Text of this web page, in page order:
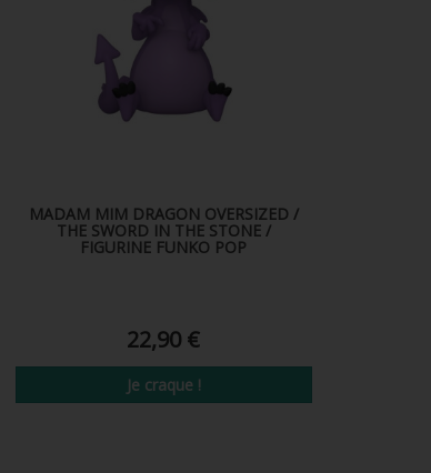
MADAM MIM DRAGON OVERSIZED /
THE SWORD IN THE STONE /
FIGURINE FUNKO POP
22,90 €
Je craque !